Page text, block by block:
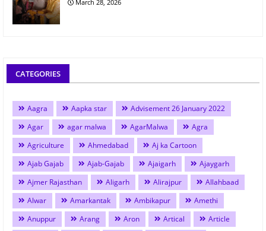
March 28, 2026
CATEGORIES
Aagra Aapka star
Advisement 26 January 2022
Agar
agar malwa AgarMalwa
Agra
Agriculture
Ahmedabad
Aj ka Cartoon
Ajab Gajab
Ajab-Gajab Ajaigarh
Ajaygarh
Ajmer Rajasthan
Aligarh Alirajpur
Allahbaad
Alwar
Amarkantak Ambikapur
Amethi
Anuppur
Arang Aron Artical
Article